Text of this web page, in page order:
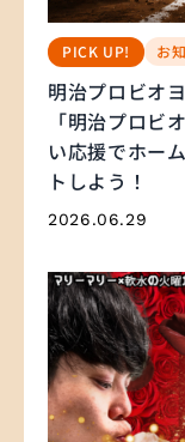
PICK UP! お
明治プロビオ
「明治プロビ
い応援でホー
トしよう！
2026.06.29